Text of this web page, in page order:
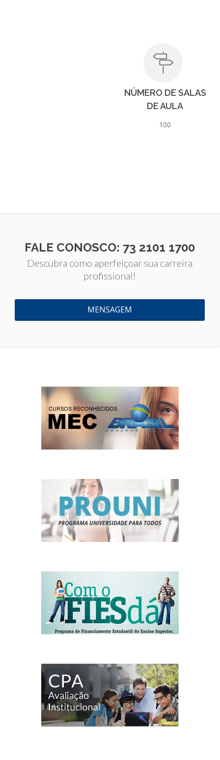
NÚMERO DE SALAS
DE AULA
100
FALE CONOSCO: 73 2101 1700
Descubra como aperfeiçoar sua carreira
profissional!
MENSAGEM